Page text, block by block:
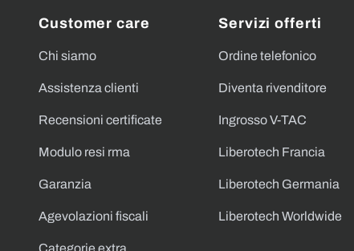
Customer care
Chi siamo
Assistenza clienti
Recensioni certificate
Modulo resi rma
Garanzia
Agevolazioni fiscali
Categorie extra
Servizi offerti
Ordine telefonico
Diventa rivenditore
Ingrosso V-TAC
Liberotech Francia
Liberotech Germania
Liberotech Worldwide